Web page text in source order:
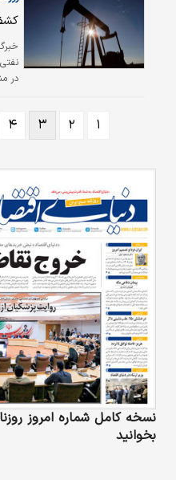
در
۱ ۲ ۳ ۴
نسخه کامل شماره امروز
بخوانید